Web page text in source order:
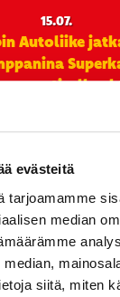
evästeitä
tarjoamamme
median
siitä, miten
15.07.
Autoliike
nyt
matsi ja useat